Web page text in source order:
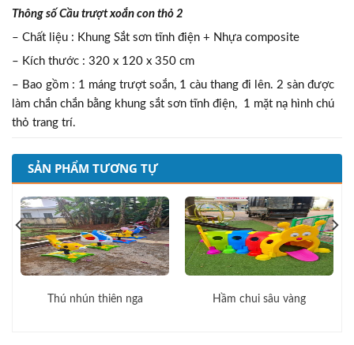
Thông số Cầu trượt xoắn con thỏ 2
– Chất liệu : Khung Sắt sơn tĩnh điện + Nhựa composite
– Kích thước : 320 x 120 x 350 cm
– Bao gồm : 1 máng trượt soắn, 1 càu thang đi lên. 2 sàn được
làm chắn chắn bằng khung sắt sơn tĩnh điện, 1 mặt nạ hình chú
thỏ trang trí.
SẢN PHẨM TƯƠNG TỰ
Thú nhún thiên nga Hầm chui sâu vàng